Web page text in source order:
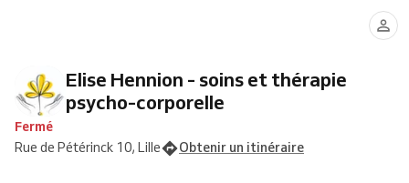
Elise Hennion - soins et thérapie
psycho-corporelle
Fermé
Rue de Pétérinck 10, Lille
Obtenir un itinéraire